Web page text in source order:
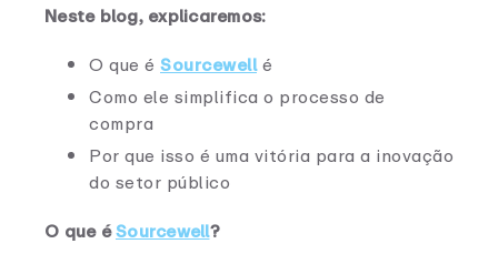
Neste blog, explicaremos:
O que é Sourcewellé
Como ele simplifica o processo de
compra
Por que isso é uma vitória para a inovação
do setor público
O que éSourcewell?